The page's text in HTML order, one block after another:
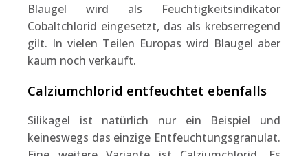
Blaugel wird als Feuchtigkeitsindikator
Cobaltchlorid eingesetzt, das als krebserregend
gilt. In vielen Teilen Europas wird Blaugel aber
kaum noch verkauft.
Calziumchlorid entfeuchtet ebenfalls
Silikagel ist natürlich nur ein Beispiel und
keineswegs das einzige Entfeuchtungsgranulat.